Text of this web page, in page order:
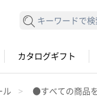
検索する
カタログギフト
ル ●すべての商品